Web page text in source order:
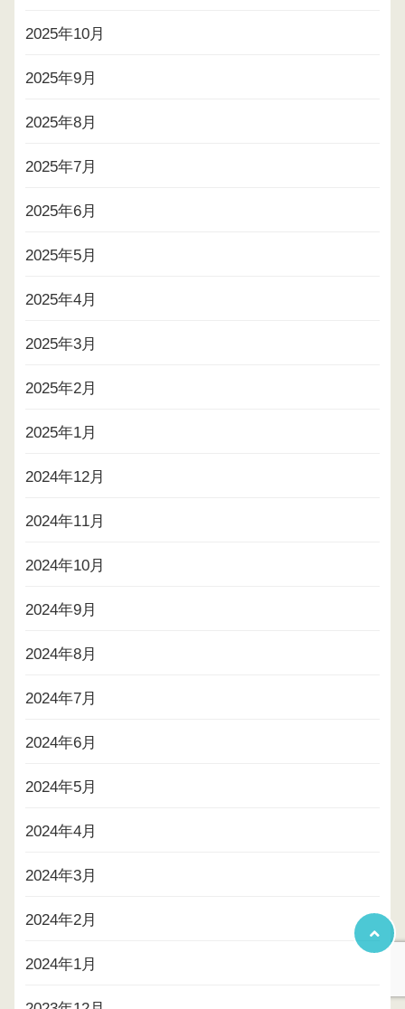
2025年10月
2025年9月
2025年8月
2025年7月
2025年6月
2025年5月
2025年4月
2025年3月
2025年2月
2025年1月
2024年12月
2024年11月
2024年10月
2024年9月
2024年8月
2024年7月
2024年6月
2024年5月
2024年4月
2024年3月
2024年2月
2024年1月